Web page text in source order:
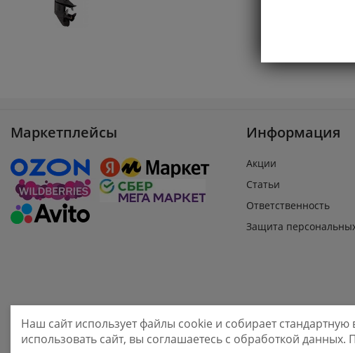
Маркетплейсы Информация
Акции
Статьи
Ответственность
Защита
sale@smarine.shop
Наш сайт использует файлы cookie и собирает
использовать сайт, вы соглашаетесь с обработкой данных.